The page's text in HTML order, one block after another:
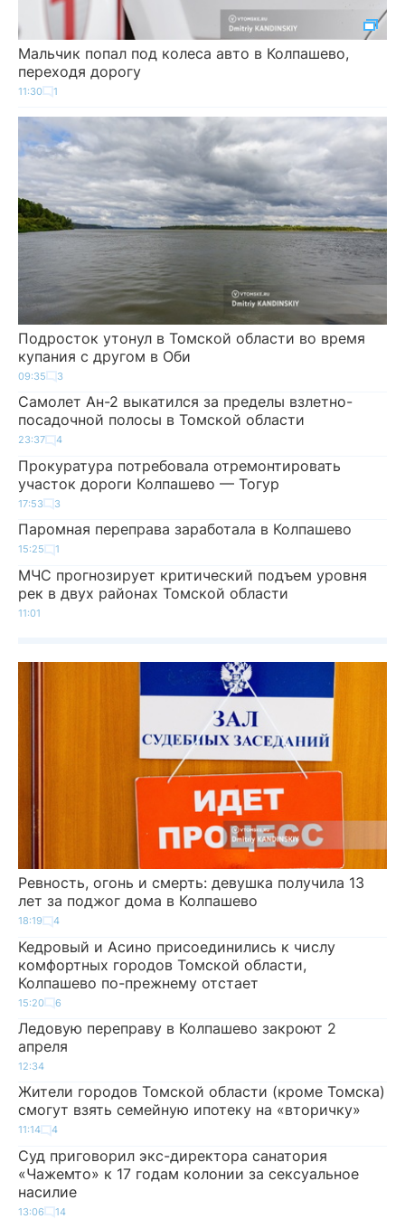
Мальчик попал под колеса авто в Колпашево,
переходя дорогу
11:30 1
Подросток утонул в Томской области во время
купания с другом в Оби
09:35 3
Самолет Ан-2 выкатился за пределы взлетно-
посадочной полосы в Томской области
23:37 4
Прокуратура потребовала отремонтировать
участок дороги Колпашево — Тогур
17:53 3
Паромная переправа заработала в Колпашево
15:25 1
МЧС прогнозирует критический подъем уровня
рек в двух районах Томской области
11:01
Ревность, огонь и смерть: девушка получила 13
лет за поджог дома в Колпашево
18:19 4
Кедровый и Асино присоединились к числу
комфортных городов Томской области,
Колпашево по-прежнему отстает
15:20 6
Ледовую переправу в Колпашево закроют 2
апреля
12:34
Жители городов Томской области (кроме Томска)
смогут взять семейную ипотеку на «вторичку»
11:14 4
Суд приговорил экс-директора санатория
«Чажемто» к 17 годам колонии за сексуальное
насилие
13:06 14